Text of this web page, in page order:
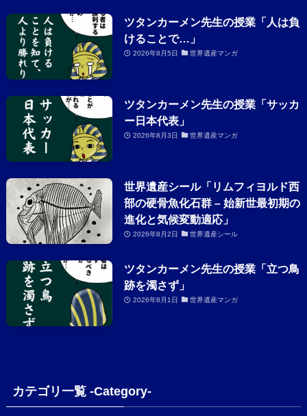
ツタンカーメン先生の授業「人は負
けることで…」
2026年8月5日 世界遺産マンガ
ツタンカーメン先生の授業「サッカ
ー日本代表」
2026年8月3日 世界遺産マンガ
世界遺産シール「リムフィヨルド西
部の硬骨魚化石群 – 始新世最初期の
進化と気候変動適応」
2026年8月2日 世界遺産シール
ツタンカーメン先生の授業「立つ鳥
跡を濁さず」
2026年8月1日 世界遺産マンガ
カテゴリ一覧 -Category-